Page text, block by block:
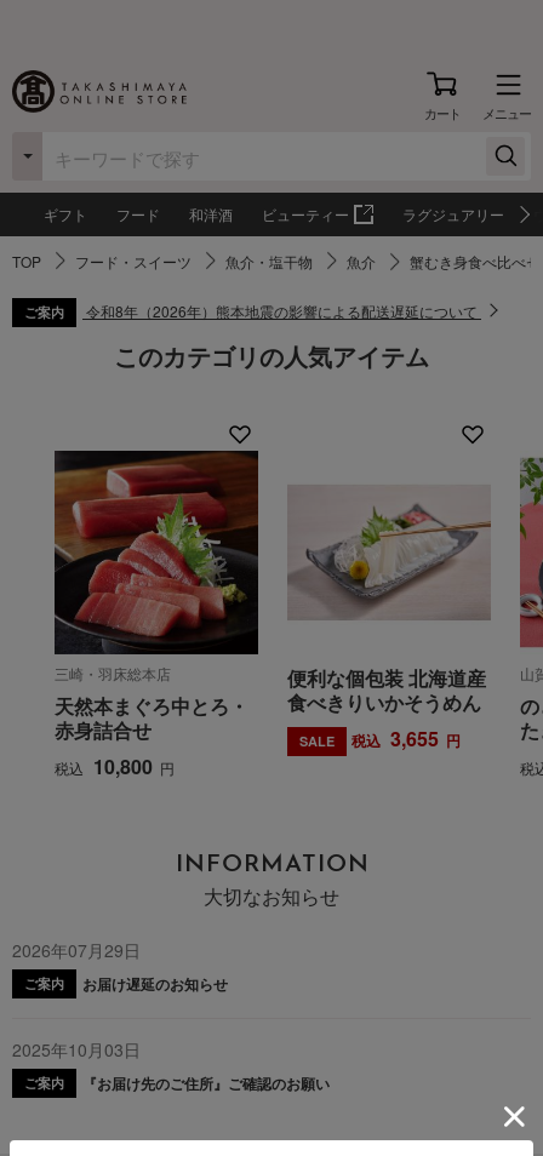
カート メニュー
ギフト フード 和洋酒 ビューティー ラグジュアリー
TOP フード・スイーツ 魚介・塩干物 魚介 蟹むき身食べ比べ
ご案内 令和8年（2026年）熊本地震の影響による配送遅延について
このカテゴリの人気アイテム
三崎・羽床総本店
天然本まぐろ中とろ・
赤身詰合せ
税込 10,800 円
便利な個包装 北海道産
食べきりいかそうめん
SALE 税込 3,655 円
山
税
INFORMATION
大切なお知らせ
2026年07月29日
ご案内 お届け遅延のお知らせ
2025年10月03日
ご案内 『お届け先のご住所』ご確認のお願い